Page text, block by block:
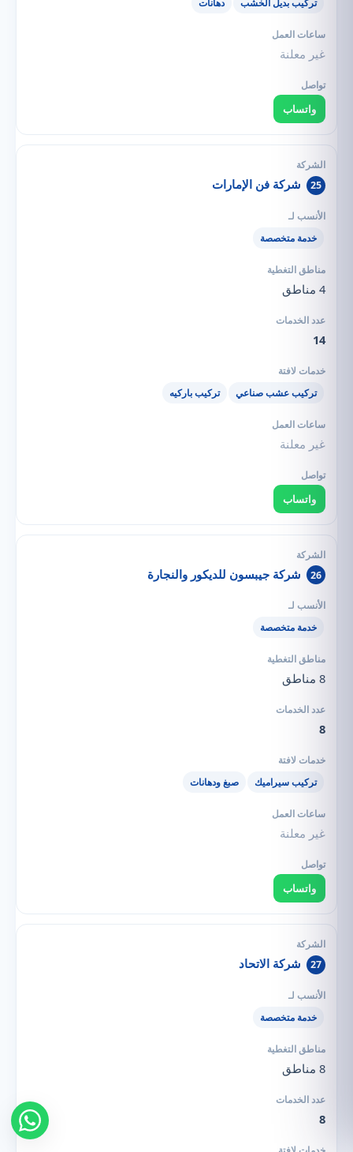
تركيب بديل الخشب دهانات
غير معلنة
واتساب
25 شركة فن الإمارات
خدمة متخصصة
4 مناطق
14
تركيب عشب صناعي تركيب باركيه
غير معلنة
واتساب
26 شركة جيبسون للديكور والنجارة
خدمة متخصصة
8 مناطق
8
تركيب سيراميك صبغ ودهانات
غير معلنة
واتساب
27 شركة الاتحاد
خدمة متخصصة
8 مناطق
8